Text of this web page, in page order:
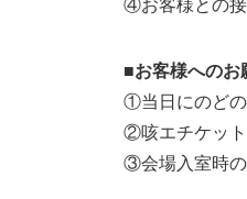
■お客様へのお
①当日にのどの
②咳エチケット
③会場入室時の